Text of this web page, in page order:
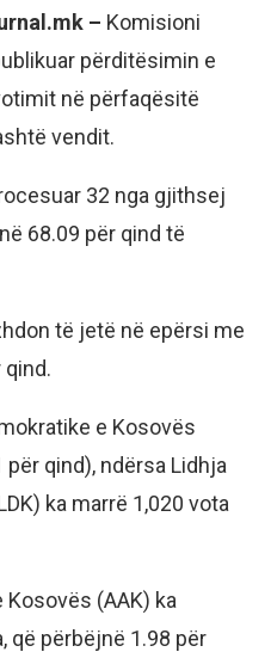
– Komisioni
përditësimin e
në përfaqësitë
vendit.
32 nga gjithsej
68.09 për qind të
të jetë në epërsi me
qind.
e Kosovës
për qind), ndërsa Lidhja
ka marrë 1,020 vota
(AAK) ka
që përbëjnë 1.98 për